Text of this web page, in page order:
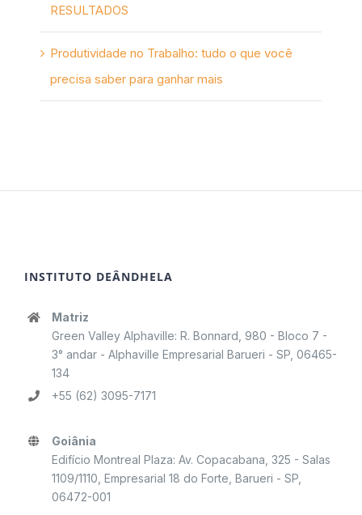
RESULTADOS
Produtividade no Trabalho: tudo o que você
precisa saber para ganhar mais
INSTITUTO DEÂNDHELA
Matriz
Green Valley Alphaville: R. Bonnard, 980 - Bloco 7 -
3° andar - Alphaville Empresarial Barueri - SP, 06465-
134
+55 (62) 3095-7171
Goiânia
Edifício Montreal Plaza: Av. Copacabana, 325 - Salas
1109/1110, Empresarial 18 do Forte, Barueri - SP,
06472-001